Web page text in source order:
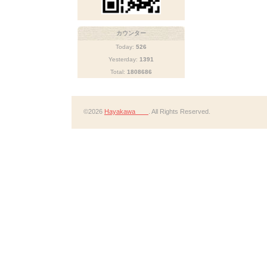
カウンター
Today: 526
Yesterday: 1391
Total: 1808686
©2026 Hayakawa . All Rights Reserved.